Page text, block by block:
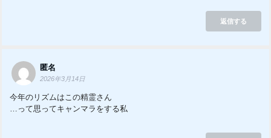
返信する
匿名
2026年3月14日
今年のリズムはこの精霊さん
…って思ってキャンマラをする私